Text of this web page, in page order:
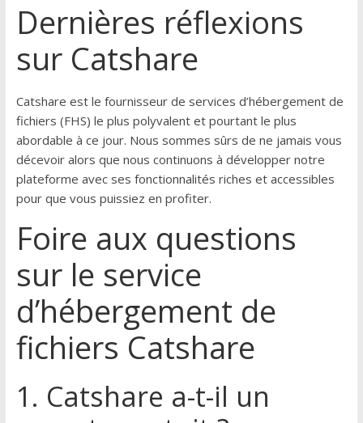
Dernières réflexions
sur Catshare
Catshare est le fournisseur de services d’hébergement de
fichiers (FHS) le plus polyvalent et pourtant le plus
abordable à ce jour. Nous sommes sûrs de ne jamais vous
décevoir alors que nous continuons à développer notre
plateforme avec ses fonctionnalités riches et accessibles
pour que vous puissiez en profiter.
Foire aux questions
sur le service
d’hébergement de
fichiers Catshare
1. Catshare a-t-il un